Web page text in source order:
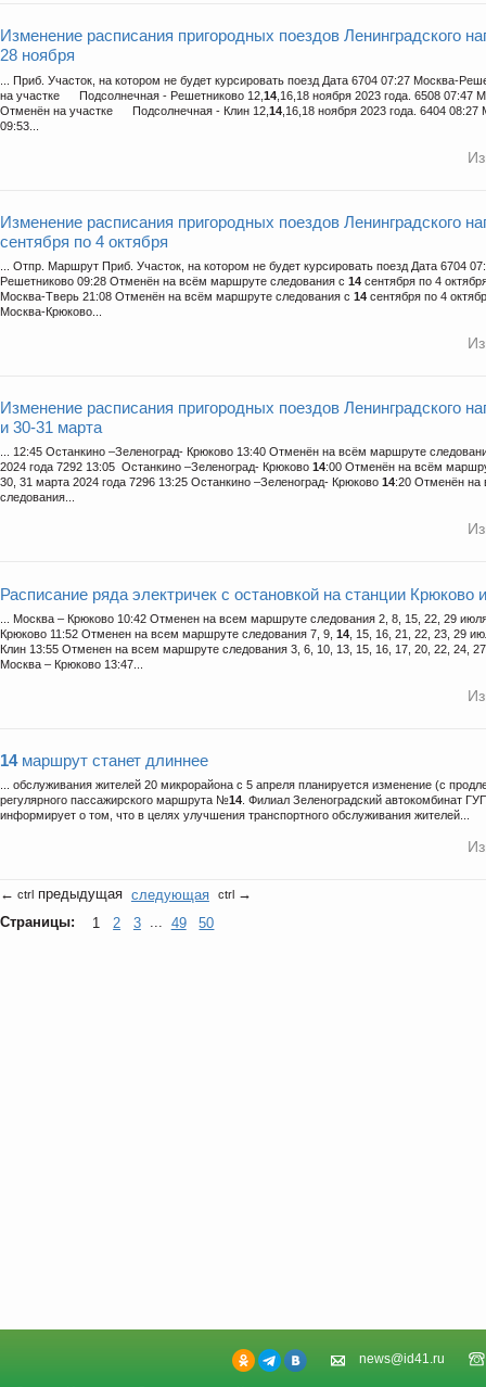
Изменение расписания пригородных поездов Ленинградского
28 ноября
... Приб. Участок, на котором не будет курсировать поезд Дата 6704 07:27 Москва-
на участке Подсолнечная - Решетниково 12, 14 ,16,18 ноября 2023 года. 6508 07:47
Отменён на участке Подсолнечная - Клин 12, 14 ,16,18 ноября 2023 года. 6404
09:53...
Изменение расписания пригородных поездов Ленинградского
сентября по 4 октября
... Отпр. Маршрут Приб. Участок, на котором не будет курсировать поезд Дата 6704
Решетниково 09:28 Отменён на всём маршруте следования c 14 сентября по 4
Москва-Тверь 21:08 Отменён на всём маршруте следования c 14 сентября по 4
Москва-Крюково...
Изменение расписания пригородных поездов Ленинградского
и 30-31 марта
... 12:45 Останкино –Зеленоград- Крюково 13:40 Отменён на всём маршруте
2024 года 7292 13:05 Останкино –Зеленоград- Крюково 14:00 Отменён на всём
30, 31 марта 2024 года 7296 13:25 Останкино –Зеленоград- Крюково 14:20 Отменён на
следования...
Расписание ряда электричек с остановкой на станции Крюково
... Москва – Крюково 10:42 Отменен на всем маршруте следования 2, 8, 15, 22, 29
Крюково 11:52 Отменен на всем маршруте следования 7, 9, 14 , 15, 16, 21, 22, 23, 29
Клин 13:55 Отменен на всем маршруте следования 3, 6, 10, 13, 15, 16, 17, 20, 22, 24,
Москва – Крюково 13:47...
14маршрут станет длиннее
... обслуживания жителей 20 микрорайона с 5 апреля планируется изменение (с
регулярного пассажирского маршрута №14 . Филиал Зеленоградский автокомбинат
информирует о том, что в целях улучшения транспортного обслуживания жителей...
← ctrl предыдущая следующая ctrl →
Страницы:
1 2 3 ... 49 50
news@id41.ru